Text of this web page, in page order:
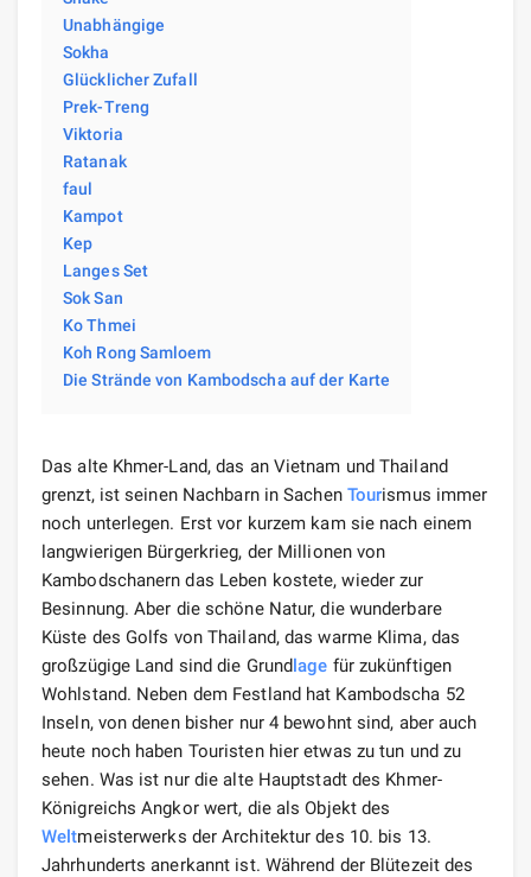
Unabhängige
Sokha
Glücklicher Zufall
Prek-Treng
Viktoria
Ratanak
faul
Kampot
Kep
Langes Set
Sok San
Ko Thmei
Koh Rong Samloem
Die Strände von Kambodscha auf der Karte
Das alte Khmer-Land, das an Vietnam und Thailand
grenzt, ist seinen Nachbarn in Sachen Tourismus immer
noch unterlegen. Erst vor kurzem kam sie nach einem
langwierigen Bürgerkrieg, der Millionen von
Kambodschanern das Leben kostete, wieder zur
Besinnung. Aber die schöne Natur, die wunderbare
Küste des Golfs von Thailand, das warme Klima, das
großzügige Land sind die Grundlage für zukünftigen
Wohlstand. Neben dem Festland hat Kambodscha 52
Inseln, von denen bisher nur 4 bewohnt sind, aber auch
heute noch haben Touristen hier etwas zu tun und zu
sehen. Was ist nur die alte Hauptstadt des Khmer-
Königreichs Angkor wert, die als Objekt des
Weltmeisterwerks der Architektur des 10. bis 13.
Jahrhunderts anerkannt ist. Während der Blütezeit des